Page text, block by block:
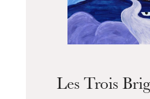
Les Trois